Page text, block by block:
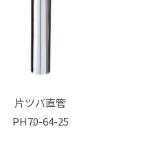
片ツバ直管
PH70-64-25